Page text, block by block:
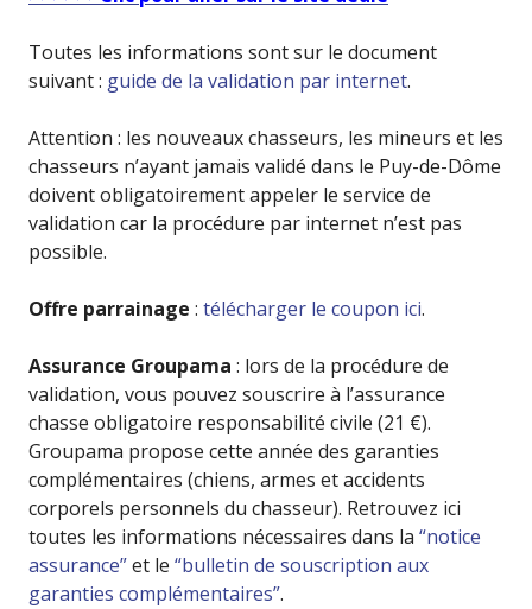
Toutes les informations sont sur le document
suivant : guide de la validation par internet.
Attention : les nouveaux chasseurs, les mineurs et les
chasseurs n’ayant jamais validé dans le Puy-de-Dôme
doivent obligatoirement appeler le service de
validation car la procédure par internet n’est pas
possible.
Offre parrainage : télécharger le coupon ici.
Assurance Groupama : lors de la procédure de
validation, vous pouvez souscrire à l’assurance
chasse obligatoire responsabilité civile (21 €).
Groupama propose cette année des garanties
complémentaires (chiens, armes et accidents
corporels personnels du chasseur). Retrouvez ici
toutes les informations nécessaires dans la “notice
assurance”et le “bulletin de souscription aux
garanties complémentaires”.